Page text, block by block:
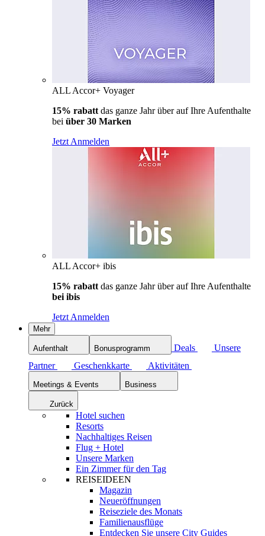
ALL Accor+ Voyager
15% rabatt das ganze Jahr über auf Ihre Aufenthalte
bei über 30 Marken
Jetzt Anmelden
ALL Accor+ ibis
15% rabatt das ganze Jahr über auf Ihre Aufenthalte
bei ibis
Jetzt Anmelden
Mehr
Aufenthalt Bonusprogramm Deals
Unsere
Partner
Geschenkkarte Aktivitäten
Meetings & Events Business
Zurück
Hotel suchen
Resorts
Nachhaltiges Reisen
Flug + Hotel
Unsere Marken
Ein Zimmer für den Tag
REISEIDEEN
Magazin
Neueröffnungen
Reiseziele des Monats
Familienausflüge
Entdecken Sie unsere City Guides